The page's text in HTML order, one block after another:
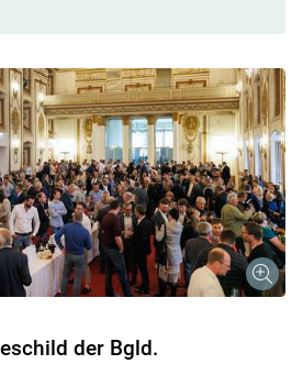
der Bgld.